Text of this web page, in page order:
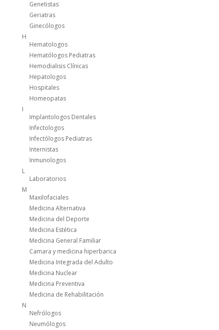
Genetistas
Geriatras
Ginecólogos
H
Hematologos
Hematólogos Pediatras
Hemodialisis Clínicas
Hepatologos
Hospitales
Homeopatas
I
Implantologos Dentales
Infectologos
Infectólogos Pediatras
Internistas
Inmunologos
L
Laboratorios
M
Maxilofaciales
Medicina Alternativa
Medicina del Deporte
Medicina Estética
Medicina General Familiar
Camara y medicina hiperbarica
Medicina Integrada del Adulto
Medicina Nuclear
Medicina Preventiva
Medicina de Rehabilitación
N
Nefrólogos
Neumólogos